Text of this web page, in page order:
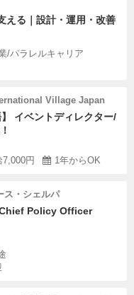
える｜設計・運用・改善
/パラレルキャリア
Village Japan
イベントディレクター/
7,000円 1年からOK
ス・シェルパ
Policy Officer